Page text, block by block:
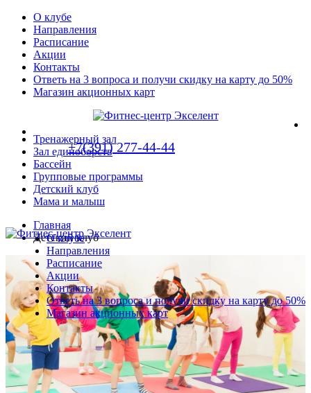
О клубе
Направления
Расписание
Акции
Контакты
Ответь на 3 вопроса и получи скидку на карту до 50%
Магазин акционных карт
+7(391) 277-44-44
Тренажерный зал
Зал единоборств
Бассейн
Групповые программы
Детский клуб
Мама и малыш
О клубе
Направления
Расписание
Акции
Контакты
Ответь на 3 вопроса и получи скидку на карту до 50%
Магазин акционных карт
Главная
Детский клуб